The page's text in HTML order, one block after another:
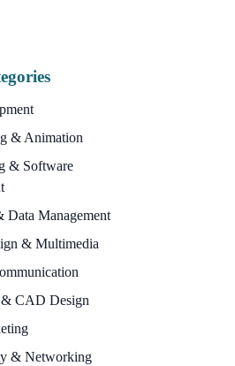
& Animation
& Software
Data Management
& Multimedia
CAD Design
& Networking